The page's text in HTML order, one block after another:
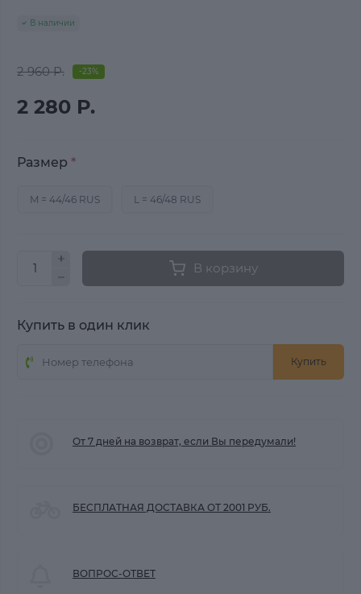
В наличии
2 960 Р. -23%
2 280 Р.
Размер *
M = 44/46 RUS L = 46/48 RUS
В корзину
Купить в один клик
Купить
От 7 дней на возврат, если Вы передумали!
БЕСПЛАТНАЯ ДОСТАВКА ОТ 2001 РУБ.
ВОПРОС-ОТВЕТ